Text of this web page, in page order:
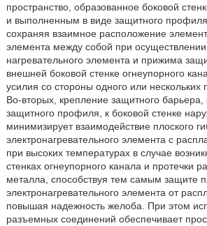
пространство, образованное боковой
и выполненным в виде защитного
сохраняя взаимное расположение
элемента между собой при
нагревательного элемента и прижима
внешней боковой стенке огнеупорного
усилия со стороны одного или
Во-вторых, крепление защитного
защитного профиля, к боковой стенке
минимизирует взаимодействие плоского
электронагревательного элемента с
при высоких температурах в случае
стенках огнеупорного канала и протечки
металла, способствуя тем самым защите
электронагревательного элемента от
повышая надежность желоба. При этом
разъемных соединений обеспечивает